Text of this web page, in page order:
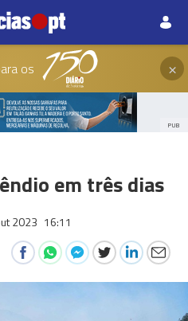
os ×
PUB
em três dias
2023 16:11